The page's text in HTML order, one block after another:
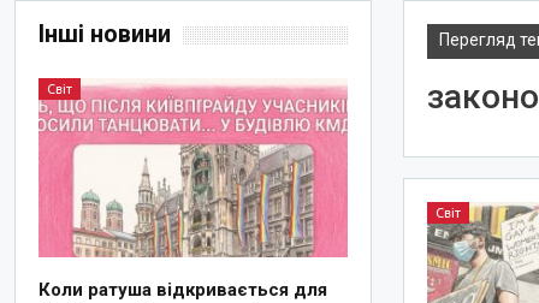
Перегляд
Світ
Інші новини
Світ
Коли ратуша відкривається для